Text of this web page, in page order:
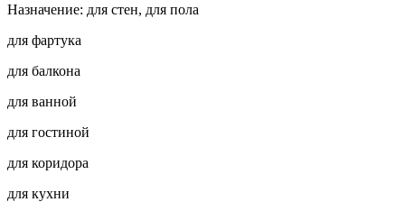
Назначение: для стен, для пола
для фартука
для балкона
для ванной
для гостиной
для коридора
для кухни